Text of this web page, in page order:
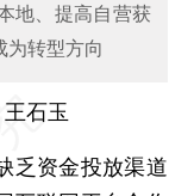
地、提高自营获
为转型方向
石玉
资金投放渠道